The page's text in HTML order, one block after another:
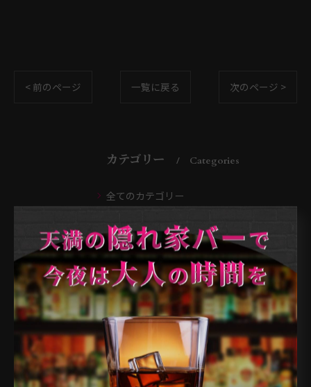
< 前のページ 一覧に戻る 次のページ >
カテゴリー Categories
全てのカテゴリー
天神橋のバー
南森町のバー
扇町のバー
大阪市のバー